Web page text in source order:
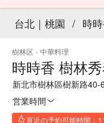
台北｜桃園 / 時
樹林区 · 中華料理
時時香 樹林
新北市樹林區樹新路40-
営業時間
直近の予約可能時間：